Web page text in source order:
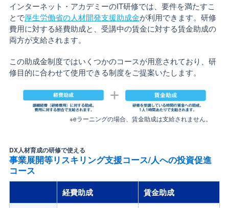
インターネット・アカデミーのIT研修では、要件を満たすこ
とで厚生労働省の人材開発支援助成金が利用できます。研修
費用に対する経費助成と、受講中の賃金に対する賃金助成の
両方が支給されます。
この助成金制度ではいくつかのコースが用意されており、研
修目的に合わせて使用できる制度をご提案いたします。
※eラーニングの場合、賃金助成は支給されません。
DX人材育成の研修で使える
事業展開等リスキリング支援コース/人への投資促進
コース
経費助成 賃金助成